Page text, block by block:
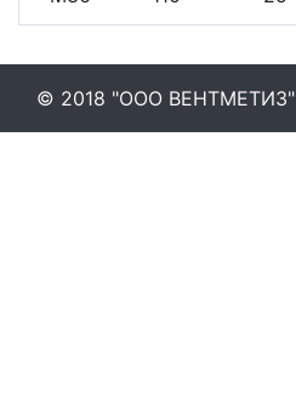
© 2018 "ООО ВЕНТМЕТИЗ"